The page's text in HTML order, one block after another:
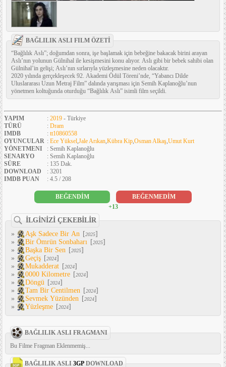
BAĞLILIK ASLI FILM ÖZETİ
“Bağlılık Aslı”; doğumdan sonra, işe başlamak için bebeğine bakacak birini arayan
Aslı’nın yolunun Gülnihal ile kesişmesini konu alıyor. Aslı gibi bir bebek sahibi olan
Gülnihal’in gelişi; Aslı’nın sırlarıyla yüzleşmesine neden olacaktır.
2020 yılında gerçekleşecek 92. Akademi Ödül Töreni’nde, “Yabancı Dilde
Uluslararası Uzun Metraj Film” dalında yarışması için Semih Kaplanoğlu’nun
yönetmen koltuğunda oturduğu “Bağlılık Aslı” isimli film seçildi.
YAPIM : 2019 - Türkiye
TÜRÜ
: Dram
IMDB
: tt10860558
OYUNCULAR : Ece Yüksel,Jale Arıkan,Kübra Kip,Osman Alkaş,Umut Kurt
YÖNETMENI
: Semih Kaplanoğlu
SENARYO
: Semih Kaplanoğlu
SÜRE
: 135 Dak.
DOWNLOAD
: 3201
IMDB PUAN
: 4.5 / 208
BEĞENDİM
BEĞENMEDİM
+13
İLGİNİZİ ÇEKEBİLİR
»
Aşk Sadece Bir An [2025]
»
Bir Ömrün Sonbaharı [2025]
»
Başka Bir Sen [2025]
»
Geçiş [2024]
»
Mukadderat [2024]
»
0000 Kilometre [2024]
»
Döngü [2024]
»
Tam Bir Centilmen [2024]
»
Sevmek Yüzünden [2024]
»
Yüzleşme [2024]
BAĞLILIK ASLI FRAGMANI
Bu Filme Fragman Eklenmemiş...
BAĞLILIK ASLI 3GP DOWNLOAD